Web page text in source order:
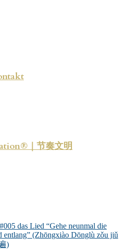
｜节奏文明
das Lied “Gehe neunmal die
entlang” (Zhōngxiào Dōnglù zǒu jiǔ
)